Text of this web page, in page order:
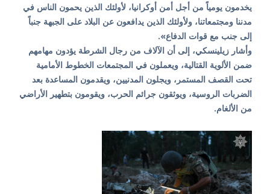
يخدمون يومياً من أجل أمن أوكرانيا، لأولئك الذين يحمون الناس في
مدننا ومجتمعاتنا، ولأولئك الذين يدافعون عن البلاد على الجبهة جنباً
إلى جنب مع قوات الدفاع».
وأشار زيلينسكي، إلى أن الآلاف من رجال الشرطة يؤدون مهامهم
ضمن الألوية القتالية، ويعملون في المجتمعات الخطوط الأمامية
تحت القصف المستمر، ويجلون المدنيين، ويقدمون المساعدة بعد
الضربات الروسية، ويوثقون جرائم الحرب، ويقومون بتطهير الأراضي
من الألغام.